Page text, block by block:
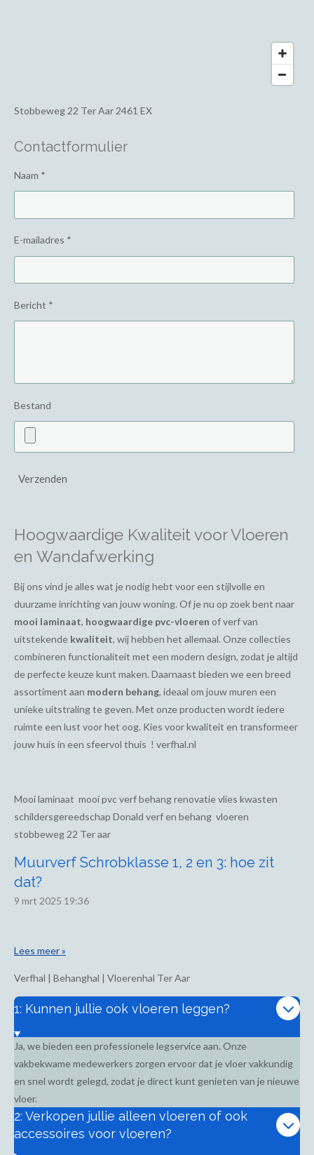
Stobbeweg 22 Ter Aar 2461 EX
Contactformulier
Naam *
E-mailadres *
Bericht *
Bestand
Verzenden
Hoogwaardige Kwaliteit voor Vloeren
en Wandafwerking
Bij ons vind je alles wat je nodig hebt voor een stijlvolle en
duurzame inrichting van jouw woning. Of je nu op zoek bent naar
mooi laminaat, hoogwaardige pvc-vloeren of verf van
uitstekende kwaliteit, wij hebben het allemaal. Onze collecties
combineren functionaliteit met een modern design, zodat je altijd
de perfecte keuze kunt maken. Daarnaast bieden we een breed
assortiment aan modern behang, ideaal om jouw muren een
unieke uitstraling te geven. Met onze producten wordt iedere
ruimte een lust voor het oog. Kies voor kwaliteit en transformeer
jouw huis in een sfeervol thuis ! verfhal.nl
Mooi laminaat mooi pvc verf behang renovatie vlies kwasten
schildersgereedschap Donald verf en behang vloeren
stobbeweg 22 Ter aar
Muurverf Schrobklasse 1, 2 en 3: hoe zit
dat?
9 mrt 2025 19:36
Lees meer »
Verfhal | Behanghal | Vloerenhal Ter Aar
1: Kunnen jullie ook vloeren leggen?
Ja, we bieden een professionele legservice aan. Onze
vakbekwame medewerkers zorgen ervoor dat je vloer vakkundig
en snel wordt gelegd, zodat je direct kunt genieten van je nieuwe
vloer.
2: Verkopen jullie alleen vloeren of ook
accessoires voor vloeren?